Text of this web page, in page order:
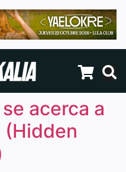
acerca a
(Hidden